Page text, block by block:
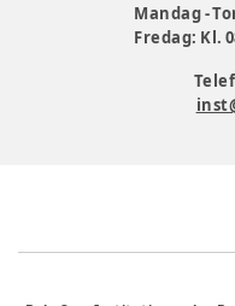
Mandag -
Fredag: Kl.